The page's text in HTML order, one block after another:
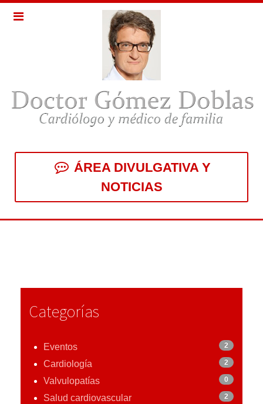
ÁREA DIVULGATIVA Y
NOTICIAS
Categorías
Eventos 2
Cardiología 2
Valvulopatías 0
Salud cardiovascular 2